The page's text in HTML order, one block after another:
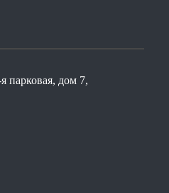
парковая, дом 7,